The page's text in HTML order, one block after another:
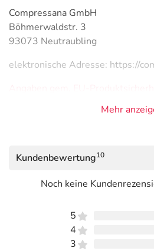
Compressana GmbH
Böhmerwaldstr. 3
93073 Neutraubling
elektronische Adresse: https://
PDF des Beipackzettels
Mehr
Kundenbewertung10
Noch keine
5
4
3